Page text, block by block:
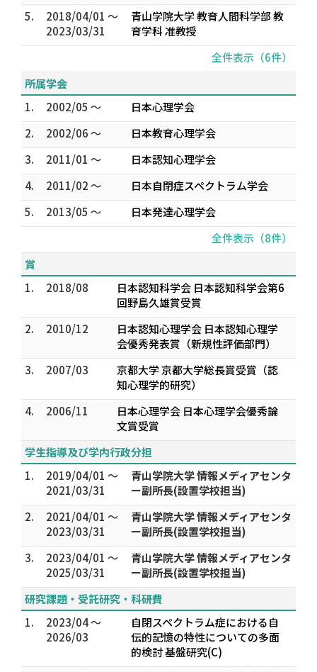
5.
2018/04/01 ～
2023/03/31
青山学院大学 教育人間科学部 教
育学科 准教授
全件表示（6件）
所属学会
1.
2002/05 ～
日本心理学会
2.
2002/06 ～
日本教育心理学会
3.
2011/01 ～
日本認知心理学会
4.
2011/02 ～
日本自閉症スペクトラム学会
5.
2013/05 ～
日本発達心理学会
全件表示（8件）
賞
1.
2018/08
日本認知科学会 日本認知科学会第6
回野島久雄賞受賞
2.
2010/12
日本認知心理学会 日本認知心理学
会優秀発表賞（新規性評価部門）
3.
2007/03
京都大学 京都大学総長賞受賞（認
知心理学的研究）
4.
2006/11
日本心理学会 日本心理学会優秀論
文賞受賞
学生指導及び学内行政分担
1.
2019/04/01 ～
2021/03/31
青山学院大学 情報メディアセンタ
ー副所長(設置学校担当)
2.
2021/04/01 ～
2023/03/31
青山学院大学 情報メディアセンタ
ー副所長(設置学校担当)
3.
2023/04/01 ～
2025/03/31
青山学院大学 情報メディアセンタ
ー副所長(設置学校担当)
研究課題・受託研究・科研費
1.
2023/04 ～
2026/03
自閉スペクトラム症における自
伝的記憶の特性についての多面
的検討 基盤研究(C)